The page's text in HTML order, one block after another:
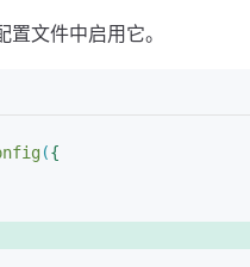
文件中启用它。
({